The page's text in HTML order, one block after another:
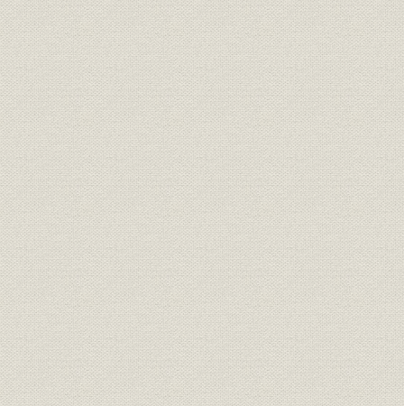
札幌支店
仙台支店
名古屋支店
広島支店
福岡支店
大分支店
補2. 三井グループ内における当社
月曜会
三井商号商標保全会
二木会
三井記念病院